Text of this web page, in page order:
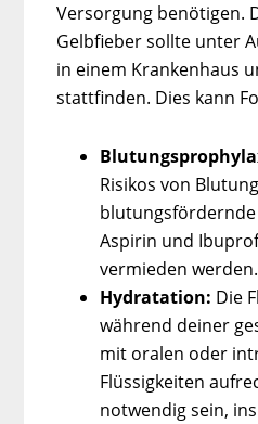
Versorgung benötigen.
Gelbfieber sollte unter
in einem Krankenhaus
stattfinden. Dies kann
Risikos von
Aspirin und
vermieden werden.
Hydratation: Die
während deiner
mit oralen oder
Flüssigkeiten
notwendig sein,